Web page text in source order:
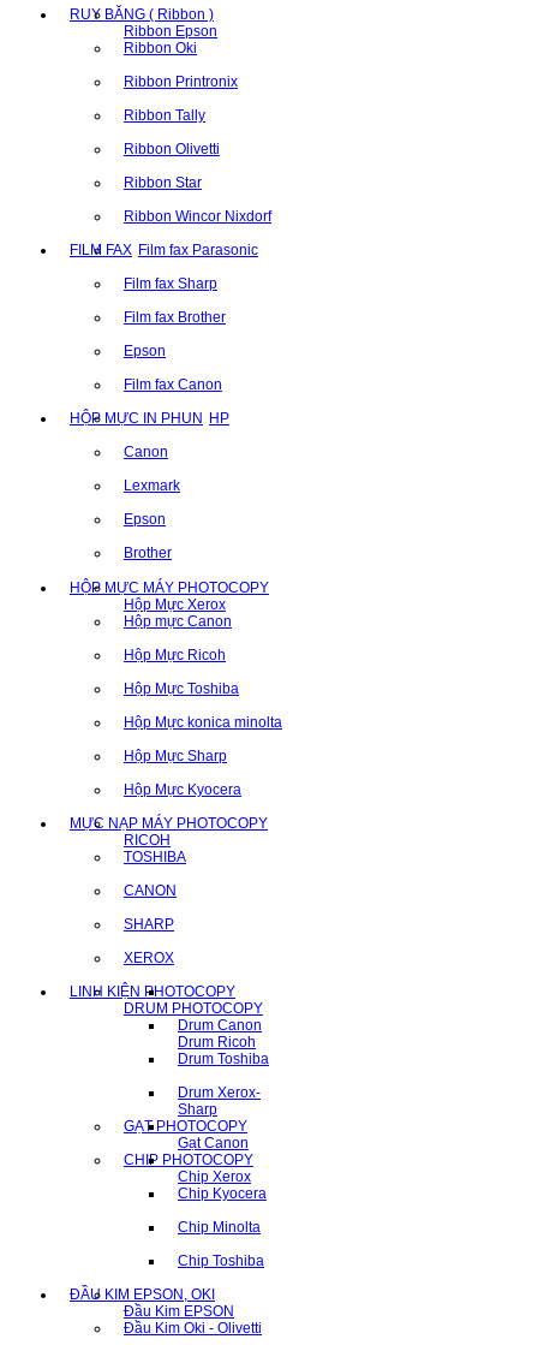
RUY BĂNG ( Ribbon )
Ribbon Epson
Ribbon Oki
Ribbon Printronix
Ribbon Tally
Ribbon Olivetti
Ribbon Star
Ribbon Wincor Nixdorf
FILM FAX Film fax Parasonic
Film fax Sharp
Film fax Brother
Epson
Film fax Canon
HỘP MỰC IN PHUN HP
Canon
Lexmark
Epson
Brother
HỘP MỰC MÁY PHOTOCOPY
Hộp Mực Xerox
Hộp mực Canon
Hộp Mực Ricoh
Hộp Mực Toshiba
Hộp Mực konica minolta
Hộp Mực Sharp
Hộp Mực Kyocera
MỰC NẠP MÁY PHOTOCOPY
RICOH
TOSHIBA
CANON
SHARP
XEROX
LINH KIỆN PHOTOCOPY
DRUM PHOTOCOPY
Drum Canon
Drum Ricoh
Drum Toshiba
Drum Xerox-
Sharp
GẠT PHOTOCOPY
Gạt Canon
CHIP PHOTOCOPY
Chip Xerox
Chip Kyocera
Chip Minolta
Chip Toshiba
ĐẦU KIM EPSON, OKI
Đầu Kim EPSON
Đầu Kim Oki - Olivetti